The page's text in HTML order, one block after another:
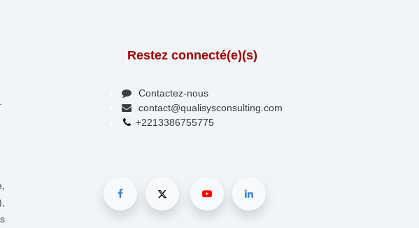
Restez connecté(e)(s)
Contactez-nous
contact@qualisysconsulting.com
+2213386755775